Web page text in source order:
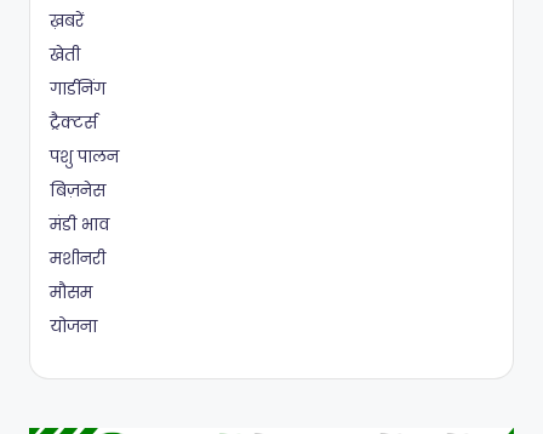
ख़बरें
खेती
गार्डनिंग
ट्रैक्टर्स
पशु पालन
बिज़नेस
मंडी भाव
मशीनरी
मौसम
योजना